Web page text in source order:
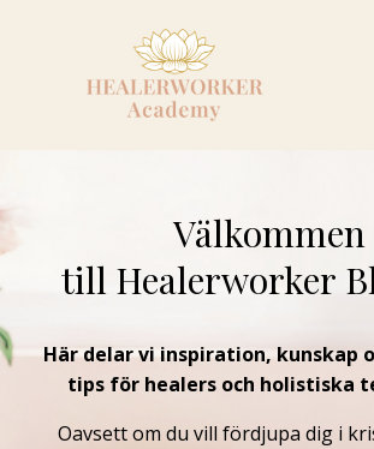
Välkommen
till Healerworker
Här delar vi inspiration, kunskap
tips för healers och holistiska
Oavsett om du vill fördjupa dig i